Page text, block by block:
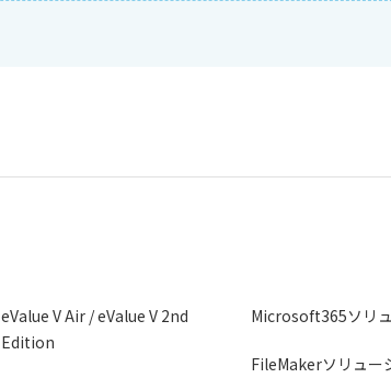
eValue V Air / eValue V 2nd
Edition
Microsoft365ソリ
FileMakerソリュー